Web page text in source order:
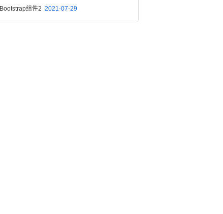
Bootstrap组件2 2021-07-29